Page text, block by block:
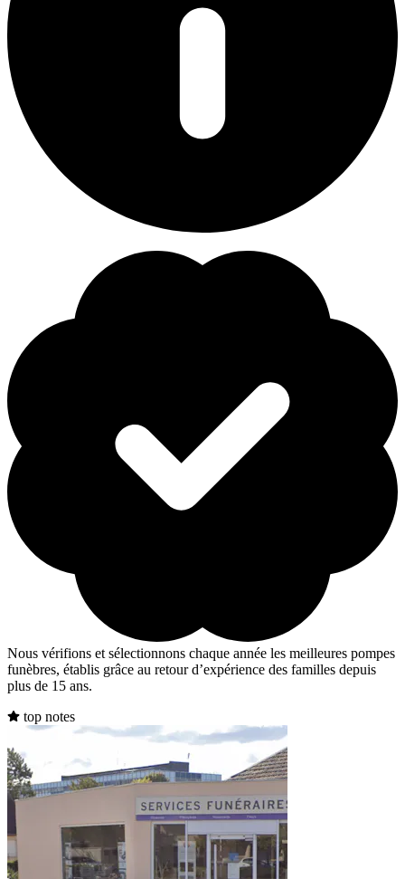
Nous vérifions et sélectionnons chaque année les meilleures pompes
funèbres, établis grâce au retour d’expérience des familles depuis
plus de 15 ans.
top notes